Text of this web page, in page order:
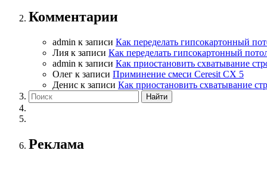
Комментарии
admin к записи Как переделать гипсокартонный
Лия к записи Как переделать гипсокартонный
admin к записи Как приостановить схватывание
Олег к записи Приминение смеси Ceresit СХ 5
Денис к записи Как приостановить схватывание
Реклама